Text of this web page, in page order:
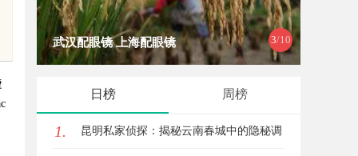
4/10
武汉配眼镜 上海配眼镜
日榜 周榜
1. 昆明私家侦探：揭秘云南春城中的隐秘调